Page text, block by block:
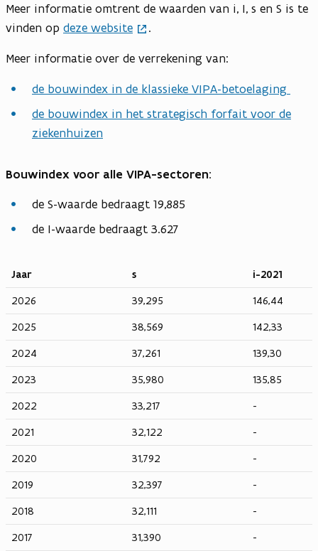
Meer informatie omtrent de waarden van i, I, s en S is te
vinden op deze website
.
Meer informatie over de verrekening van:
de bouwindex in de klassieke VIPA-betoelaging
de bouwindex in het strategisch forfait voor de
ziekenhuizen
Bouwindex voor alle VIPA-sectoren:
de S-waarde bedraagt 19,885
de I-waarde bedraagt 3.627
Jaar s i-2021
2026 39,295
146,44
2025
38,569
142,33
2024
37,261
139,30
2023
35,980
135,85
2022
33,217
-
2021
32,122
-
2020
31,792
-
2019
32,397
-
2018
32,111
-
2017
31,390 -